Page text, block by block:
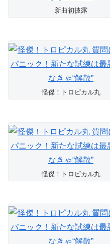
新曲初披露
怪傑！トロピカル丸
怪傑！トロピカル丸